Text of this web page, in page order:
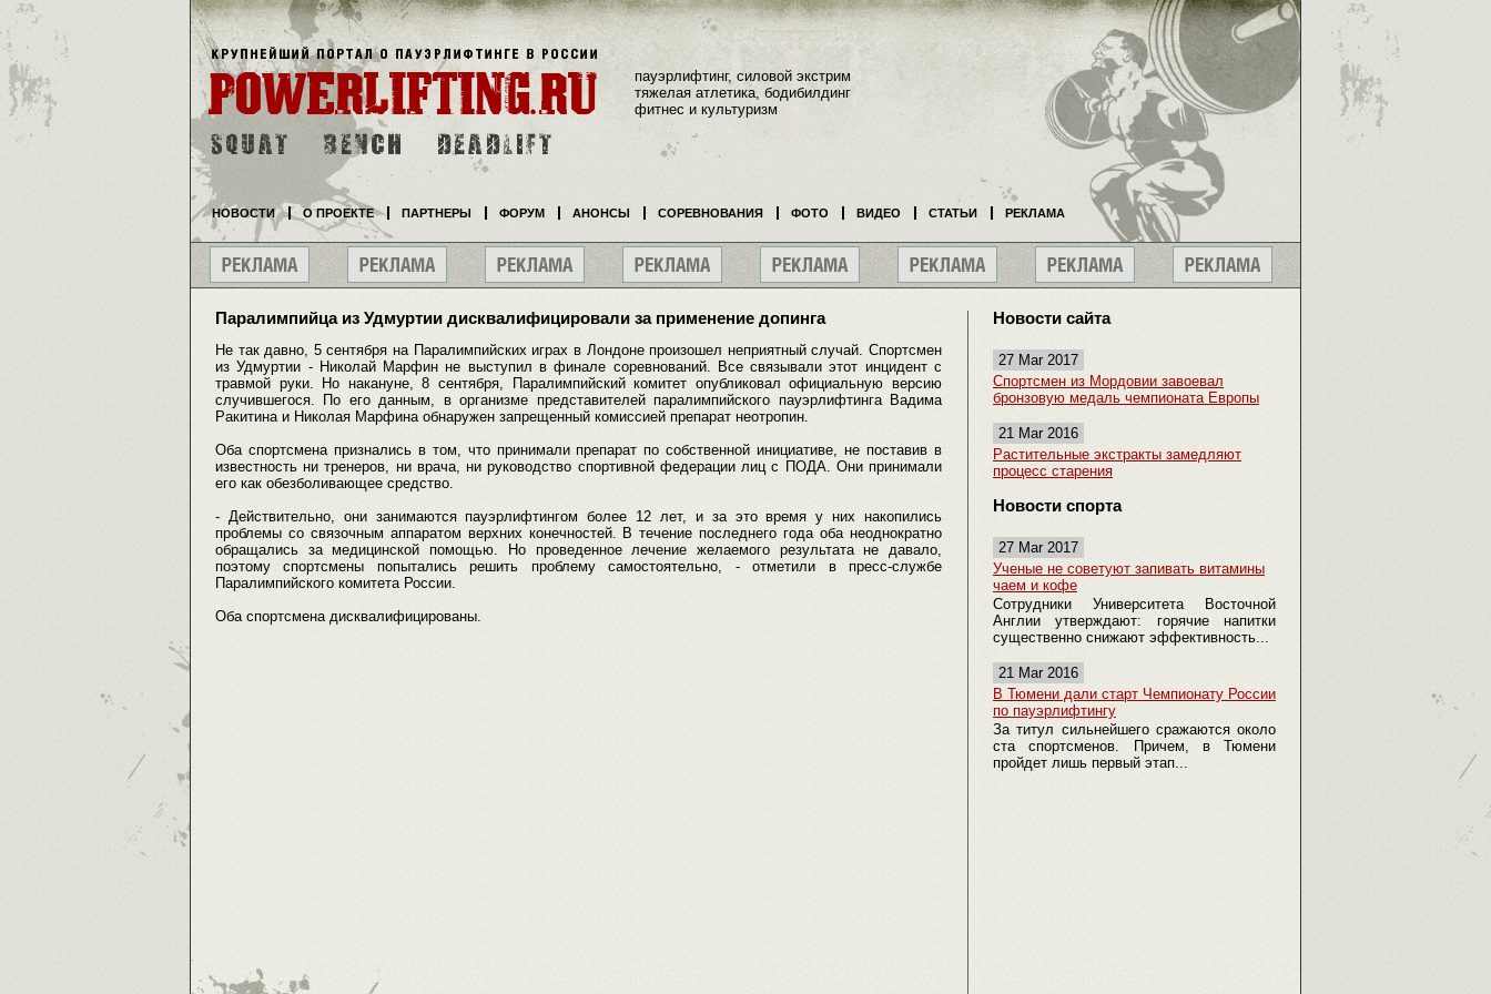
Паралимпийца из Удмуртии дисквалифицировали за применение допинга
Не так давно, 5 сентября на Паралимпийских играх в Лондоне произошел неприятный случай. Спортсмен
из Удмуртии - Николай Марфин не выступил в финале соревнований. Все связывали этот инцидент с
травмой руки. Но накануне, 8 сентября, Паралимпийский комитет опубликовал официальную версию
случившегося. По его данным, в организме представителей паралимпийского пауэрлифтинга Вадима
Ракитина и Николая Марфина обнаружен запрещенный комиссией препарат неотропин.
Оба спортсмена признались в том, что принимали препарат по собственной инициативе, не поставив в
известность ни тренеров, ни врача, ни руководство спортивной федерации лиц с ПОДА. Они принимали
его как обезболивающее средство.
- Действительно, они занимаются пауэрлифтингом более 12 лет, и за это время у них накопились
проблемы со связочным аппаратом верхних конечностей. В течение последнего года оба неоднократно
обращались за медицинской помощью. Но проведенное лечение желаемого результата не давало,
поэтому спортсмены попытались решить проблему самостоятельно, - отметили в пресс-службе
Паралимпийского комитета России.
Оба спортсмена дисквалифицированы.
Новости сайта
27 Mar 2017
Спортсмен из Мордовии завоевал
бронзовую медаль чемпионата Европы
21 Mar 2016
Растительные экстракты замедляют
процесс старения
Новости спорта
27 Mar 2017
Ученые не советуют запивать витамины
чаем и кофе
Сотрудники Университета Восточной
Англии утверждают: горячие напитки
существенно снижают эффективность...
21 Mar 2016
В Тюмени дали старт Чемпионату России
по пауэрлифтингу
За титул сильнейшего сражаются около
ста спортсменов. Причем, в Тюмени
пройдет лишь первый этап...
пауэрлифтинг, силовой экстрим
тяжелая атлетика, бодибилдинг
фитнес и культуризм
НОВОСТИ О ПРОЕКТЕ ПАРТНЕРЫ ФОРУМ АНОНСЫ СОРЕВНОВАНИЯ ФОТО ВИДЕО СТАТЬИ РЕКЛАМА